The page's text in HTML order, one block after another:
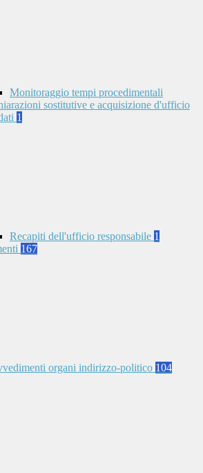
Monitoraggio tempi procedimentali
sostitutive e acquisizione d'ufficio
1
Recapiti dell'ufficio responsabile 1
167
organi indirizzo-politico 104